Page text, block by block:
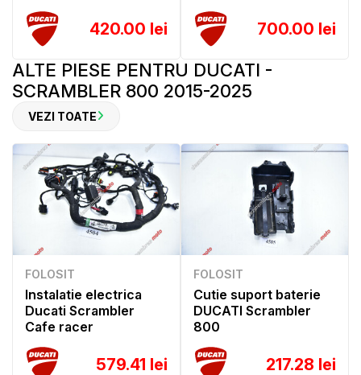
420.00 lei 700.00 lei
ALTE PIESE PENTRU DUCATI -
SCRAMBLER 800 2015-2025
VEZI TOATE
FOLOSIT
Instalatie electrica
Ducati Scrambler
Cafe racer
579.41 lei
FOLOSIT
Cutie suport baterie
DUCATI Scrambler
800
217.28 lei